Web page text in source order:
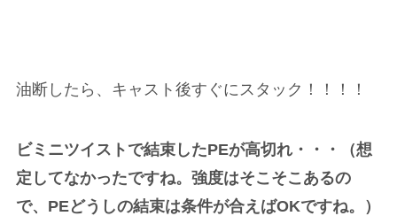
油断したら、キャスト後すぐにスタック！！！！
ビミニツイストで結束したPEが高切れ・・・（想
定してなかったですね。強度はそこそこあるの
で、PEどうしの結束は条件が合えばOKですね。）